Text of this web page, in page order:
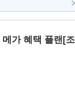
가 혜택 플랜[조